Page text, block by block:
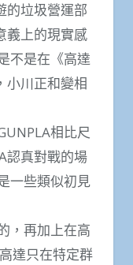
的垃圾營運部
義上的現實感
不是在《高達
小川正和變相
相比尺
認真對戰的場
一些類似初見
，再加上在高
達只在特定群